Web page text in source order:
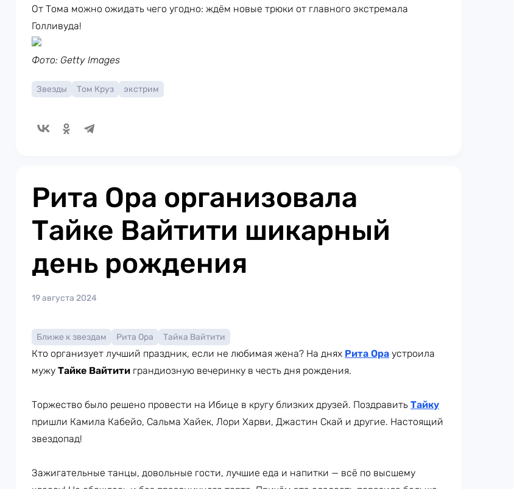
От Тома можно ожидать чего угодно: ждём новые трюки от главного экстремала
Голливуда!
Фото: Getty Images
Звезды Том Круз экстрим
Рита Ора организовала
Тайке Вайтити шикарный
день рождения
19 августа 2024
Ближе к звездам Рита Ора Тайка Вайтити
Кто организует лучший праздник, если не любимая жена? На днях Рита Ора устроила
мужу Тайке Вайтити грандиозную вечеринку в честь дня рождения.
Торжество было решено провести на Ибице в кругу близких друзей. Поздравить Тайку
пришли Камила Кабейо, Сальма Хайек, Лори Харви, Джастин Скай и другие. Настоящий
звездопад!
Зажигательные танцы, довольные гости, лучшие еда и напитки — всё по высшему